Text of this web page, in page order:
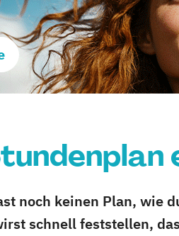
noch keinen Plan, wie
schnell feststellen,